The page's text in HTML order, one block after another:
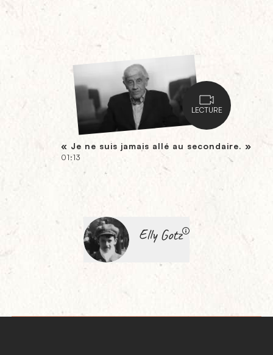
LECTURE
« Je ne suis jamais allé au secondaire. »
01:13
Elly Gotz